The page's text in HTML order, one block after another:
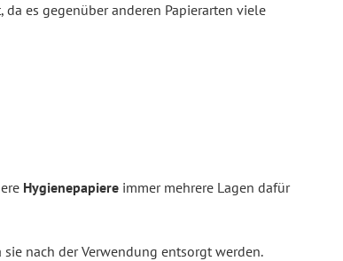
es gegenüber anderen Papierarten viele
Hygienepapiere immer mehrere Lagen dafür
nach der Verwendung entsorgt werden.